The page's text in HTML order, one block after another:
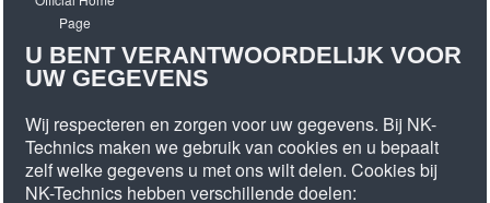
U bevindt zich hier:
Componenten
NK Technics levert meer dan enkel tandriemen en
U BENT VERANTWOORDELIJK VOOR
UW GEGEVENS
Wij respecteren en zorgen voor uw gegevens. Bij NK-
Technics maken we gebruik van cookies en u bepaalt
zelf welke gegevens u met ons wilt delen. Cookies bij
NK-Technics hebben verschillende doelen: